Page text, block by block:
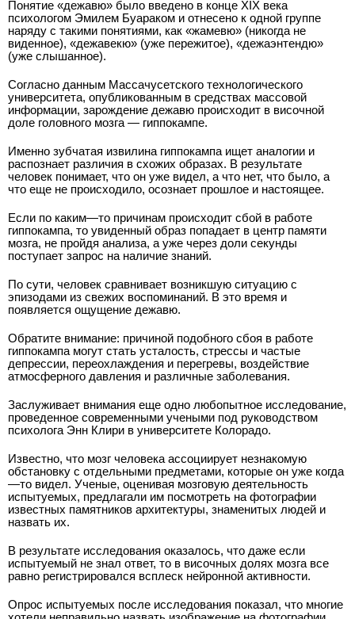
Понятие «дежавю» было введено в конце XIX века
психологом Эмилем Буараком и отнесено к одной группе
наряду с такими понятиями, как «жамевю» (никогда не
виденное), «дежавекю» (уже пережитое), «дежаэнтендю»
(уже слышанное).
Согласно данным Массачусетского технологического
университета, опубликованным в средствах массовой
информации, зарождение дежавю происходит в височной
доле головного мозга — гиппокампе.
Именно зубчатая извилина гиппокампа ищет аналогии и
распознает различия в схожих образах. В результате
человек понимает, что он уже видел, а что нет, что было, а
что еще не происходило, осознает прошлое и настоящее.
Если по каким—то причинам происходит сбой в работе
гиппокампа, то увиденный образ попадает в центр памяти
мозга, не пройдя анализа, а уже через доли секунды
поступает запрос на наличие знаний.
По сути, человек сравнивает возникшую ситуацию с
эпизодами из свежих воспоминаний. В это время и
появляется ощущение дежавю.
Обратите внимание: причиной подобного сбоя в работе
гиппокампа могут стать усталость, стрессы и частые
депрессии, переохлаждения и перегревы, воздействие
атмосферного давления и различные заболевания.
Заслуживает внимания еще одно любопытное исследование,
проведенное современными учеными под руководством
психолога Энн Клири в университете Колорадо.
Известно, что мозг человека ассоциирует незнакомую
обстановку с отдельными предметами, которые он уже когда
—то видел. Ученые, оценивая мозговую деятельность
испытуемых, предлагали им посмотреть на фотографии
известных памятников архитектуры, знаменитых людей и
назвать их.
В результате исследования оказалось, что даже если
испытуемый не знал ответ, то в височных долях мозга все
равно регистрировался всплеск нейронной активности.
Опрос испытуемых после исследования показал, что многие